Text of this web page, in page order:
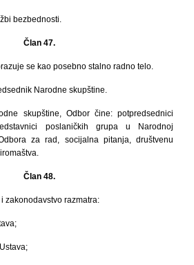
bezbednosti.
Član 47.
se kao posebno stalno radno telo.
Narodne skupštine.
skupštine, Odbor čine: potpredsednici
poslaničkih grupa u Narodnoj
za rad, socijalna pitanja, društvenu
Član 48.
zakonodavstvo razmatra: